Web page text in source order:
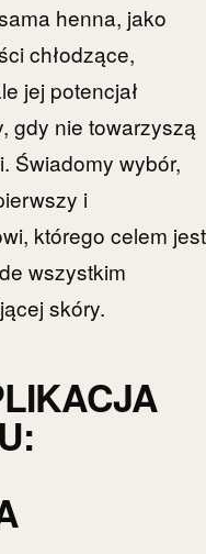
henna, jako
chłodzące,
jej potencjał
gdy nie towarzyszą
Świadomy wybór,
i
którego celem jest
wszystkim
skóry.